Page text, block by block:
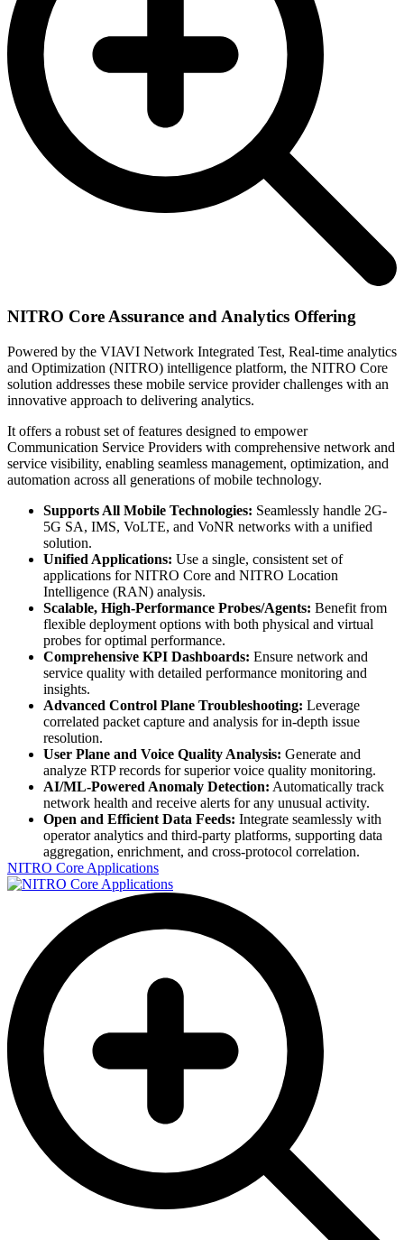
NITRO Core Assurance and Analytics Offering
Powered by the VIAVI Network Integrated Test, Real-time analytics
and Optimization (NITRO) intelligence platform, the NITRO Core
solution addresses these mobile service provider challenges with an
innovative approach to delivering analytics.
It offers a robust set of features designed to empower
Communication Service Providers with comprehensive network and
service visibility, enabling seamless management, optimization, and
automation across all generations of mobile technology.
Supports All Mobile Technologies: Seamlessly handle 2G-
5G SA, IMS, VoLTE, and VoNR networks with a unified
solution.
Unified Applications: Use a single, consistent set of
applications for NITRO Core and NITRO Location
Intelligence (RAN) analysis.
Scalable, High-Performance Probes/Agents: Benefit from
flexible deployment options with both physical and virtual
probes for optimal performance.
Comprehensive KPI Dashboards: Ensure network and
service quality with detailed performance monitoring and
insights.
Advanced Control Plane Troubleshooting: Leverage
correlated packet capture and analysis for in-depth issue
resolution.
User Plane and Voice Quality Analysis: Generate and
analyze RTP records for superior voice quality monitoring.
AI/ML-Powered Anomaly Detection: Automatically track
network health and receive alerts for any unusual activity.
Open and Efficient Data Feeds: Integrate seamlessly with
operator analytics and third-party platforms, supporting data
aggregation, enrichment, and cross-protocol correlation.
NITRO Core Applications